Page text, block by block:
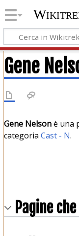
Gene
Gene Nelsonè una
categoria Cast - N.
Pagine